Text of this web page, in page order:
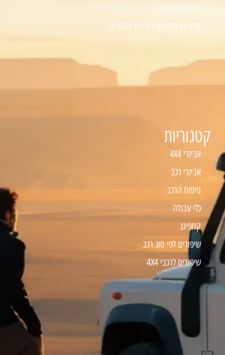
הצהרת נגישות
מדיניות החזרים כספיים והחזרות
קטגוריות
אביזרי 4X4
אביזרי רכב
טיפוח הרכב
כלי עבודה
קמפינג
שיפורים לפי סוג רכב
שיפורים לרכבי 4X4